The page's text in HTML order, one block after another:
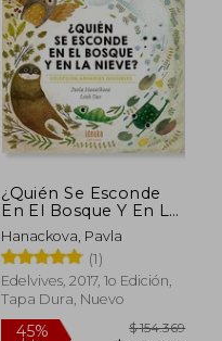
¿Quién Se Esconde
En El Bosque Y En La
Nieve?
Hanackova, Pavla
(1)
Edelvives, 2017, 1o Edición,
Tapa Dura, Nuevo